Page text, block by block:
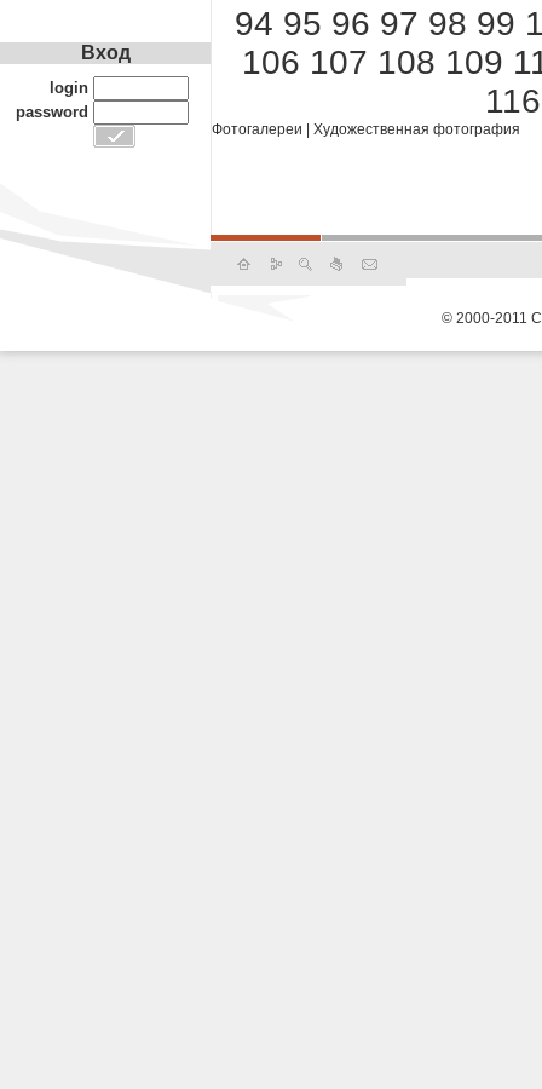
94 95 96 97 98 99
106 107 108 109
116
Фотогалереи Художественная фотография
Вход
login
password
© 2000-2011